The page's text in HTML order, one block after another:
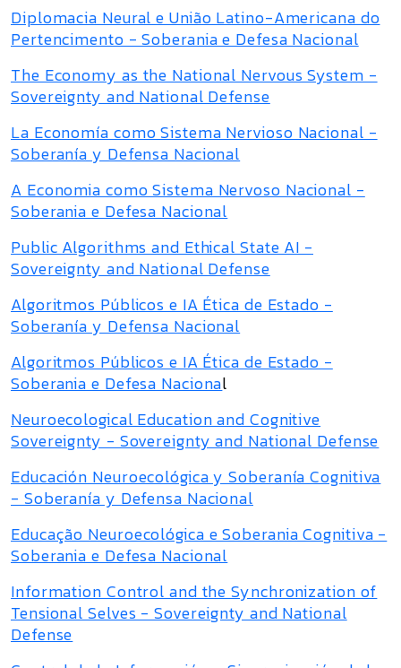
Diplomacia Neural e União Latino-Americana do
Pertencimento - Soberania e Defesa Nacional
The Economy as the National Nervous System -
Sovereignty and National Defense
La Economía como Sistema Nervioso Nacional -
Soberanía y Defensa Nacional
A Economia como Sistema Nervoso Nacional -
Soberania e Defesa Nacional
Public Algorithms and Ethical State AI -
Sovereignty and National Defense
Algoritmos Públicos e IA Ética de Estado -
Soberanía y Defensa Nacional
Algoritmos Públicos e IA Ética de Estado -
Soberania e Defesa Nacional
Neuroecological Education and Cognitive
Sovereignty - Sovereignty and National Defense
Educación Neuroecológica y Soberanía Cognitiva
- Soberanía y Defensa Nacional
Educação Neuroecológica e Soberania Cognitiva -
Soberania e Defesa Nacional
Information Control and the Synchronization of
Tensional Selves - Sovereignty and National
Defense